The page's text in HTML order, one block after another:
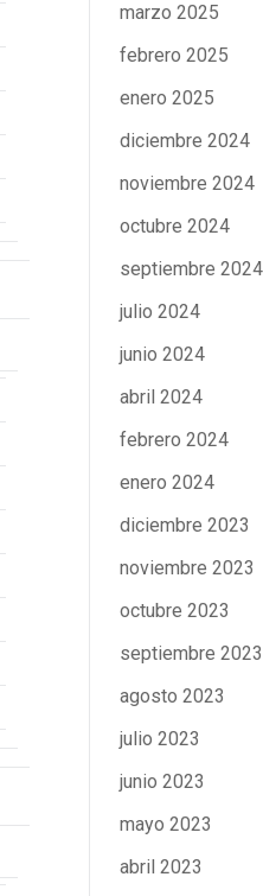
marzo 2025
febrero 2025
enero 2025
diciembre 2024
noviembre 2024
octubre 2024
septiembre 2024
julio 2024
junio 2024
abril 2024
febrero 2024
enero 2024
diciembre 2023
noviembre 2023
octubre 2023
septiembre 2023
agosto 2023
julio 2023
junio 2023
mayo 2023
abril 2023